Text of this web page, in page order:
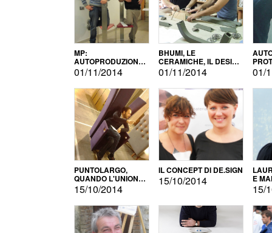
MP:
AUTOPRODUZIONE
E INNOVAZIONE
01/11/2014
BHUMI, LE
CERAMICHE, IL DESIGN
E L'AUTOPRODUZIONE
01/11/2014 01/
PUNTOLARGO,
QUANDO L'UNIONE
FA LA FORZA E
VINCE
15/10/2014
IL CONCEPT DI DE.SIGN
15/10/2014 E
15/